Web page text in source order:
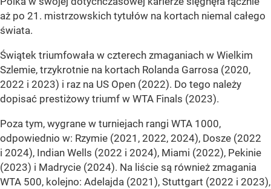
aż po 21. mistrzowskich tytułów na kortach niemal całego
świata.
Świątek triumfowała w czterech zmaganiach w Wielkim
Szlemie, trzykrotnie na kortach Rolanda Garrosa (2020,
2022 i 2023) i raz na US Open (2022). Do tego należy
dopisać prestiżowy triumf w WTA Finals (2023).
Poza tym, wygrane w turniejach rangi WTA 1000,
odpowiednio w: Rzymie (2021, 2022, 2024), Dosze (2022
i 2024), Indian Wells (2022 i 2024), Miami (2022), Pekinie
(2023) i Madrycie (2024). Na liście są również zmagania
WTA 500, kolejno: Adelajda (2021), Stuttgart (2022 i 2023),